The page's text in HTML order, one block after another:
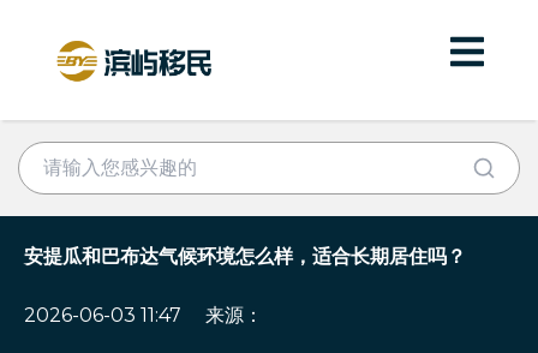
安提瓜和巴布达气候环境怎么样，适合长期居住吗？
2026-06-03 11:47 来源：